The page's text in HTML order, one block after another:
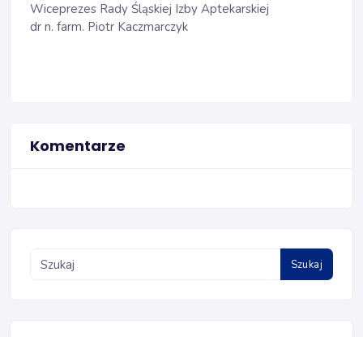
Wiceprezes Rady Śląskiej Izby Aptekarskiej
dr n. farm. Piotr Kaczmarczyk
Komentarze
Szukaj